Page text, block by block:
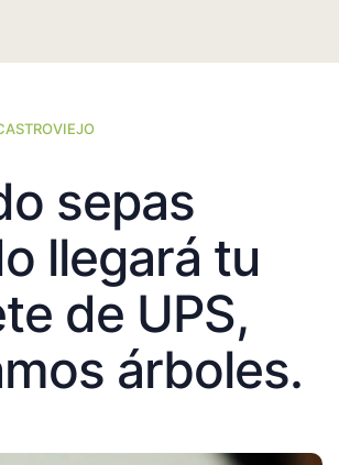
sepas
llegará tu
de UPS,
árboles.